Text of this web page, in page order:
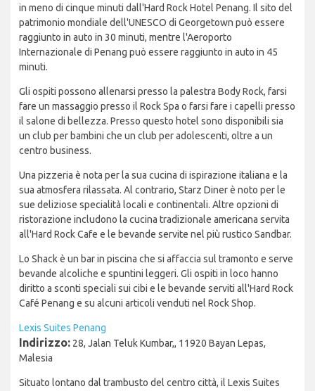
in meno di cinque minuti dall'Hard Rock Hotel Penang. Il sito del
patrimonio mondiale dell'UNESCO di Georgetown può essere
raggiunto in auto in 30 minuti, mentre l'Aeroporto
Internazionale di Penang può essere raggiunto in auto in 45
minuti.
Gli ospiti possono allenarsi presso la palestra Body Rock, farsi
fare un massaggio presso il Rock Spa o farsi fare i capelli presso
il salone di bellezza. Presso questo hotel sono disponibili sia
un club per bambini che un club per adolescenti, oltre a un
centro business.
Una pizzeria è nota per la sua cucina di ispirazione italiana e la
sua atmosfera rilassata. Al contrario, Starz Diner è noto per le
sue deliziose specialità locali e continentali. Altre opzioni di
ristorazione includono la cucina tradizionale americana servita
all'Hard Rock Cafe e le bevande servite nel più rustico Sandbar.
Lo Shack è un bar in piscina che si affaccia sul tramonto e serve
bevande alcoliche e spuntini leggeri. Gli ospiti in loco hanno
diritto a sconti speciali sui cibi e le bevande serviti all'Hard Rock
Café Penang e su alcuni articoli venduti nel Rock Shop.
Lexis Suites Penang
Indirizzo: 28, Jalan Teluk Kumbar,, 11920 Bayan Lepas,
Malesia
Situato lontano dal trambusto del centro città, il Lexis Suites